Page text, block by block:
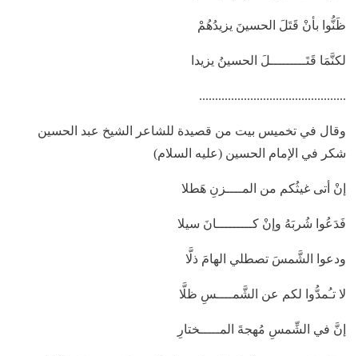
ظَنُّوا بأنْ قَتَلَ الحسينَ يزيدُهُمْ
لكنَّمَا قَتَـــــــــلَ الحسينُ يزيدا
..............................................
وقال في تخميس بيت من قصيدة للشاعر الشيخ عبد الحسين
شكر في الإمام الحسين (عليه السلام)
إنْ أتى غيثُكم من المــــزنِ هَطلا
فَدَعُوا شُربَهُ وإنْ كـــــــــانَ سيلا
ودعوا الشَّمسَ تصطلي الهامَ ذلَّا
لا تـُمدُّوا لكم عن الشَّمــــسِ ظلَّا
إنَّ في الشِّمسِ مُهجةَ المـــــختارِ